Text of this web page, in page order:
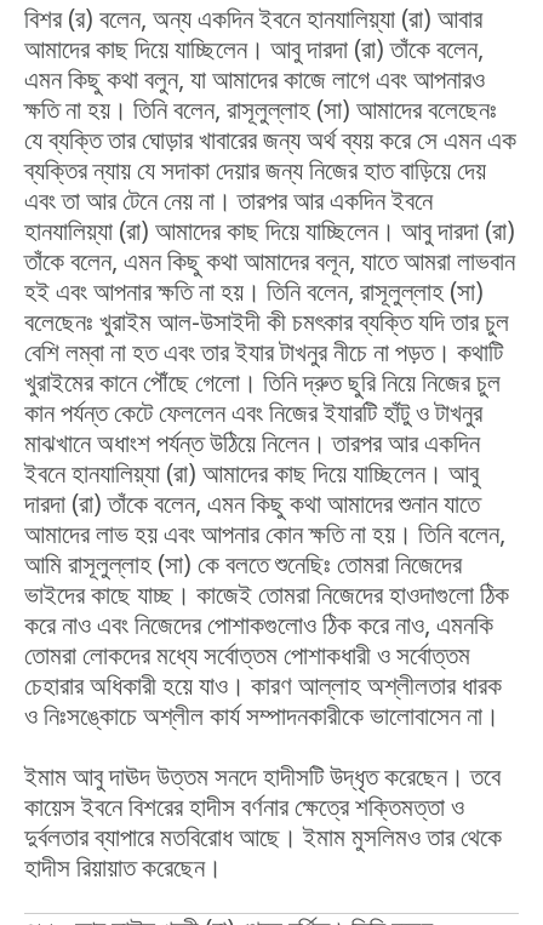
বিশর (র) বলেন, অন্য একদিন ইবনে হানযালিয়্যা (রা) আবার
আমাদের কাছ দিয়ে যাচ্ছিলেন। আবু দারদা (রা) তাঁকে বলেন,
এমন কিছু কথা বলুন, যা আমাদের কাজে লাগে এবং আপনারও
ক্ষতি না হয়। তিনি বলেন, রাসূলুল্লাহ (সা) আমাদের বলেছেনঃ
যে ব্যক্তি তার ঘোড়ার খাবারের জন্য অর্থ ব্যয় করে সে এমন এক
ব্যক্তির ন্যায় যে সদাকা দেয়ার জন্য নিজের হাত বাড়িয়ে দেয়
এবং তা আর টেনে নেয় না। তারপর আর একদিন ইবনে
হানযালিয়্যা (রা) আমাদের কাছ দিয়ে যাচ্ছিলেন। আবু দারদা (রা)
তাঁকে বলেন, এমন কিছু কথা আমাদের বলূন, যাতে আমরা লাভবান
হই এবং আপনার ক্ষতি না হয়। তিনি বলেন, রাসূলুল্লাহ (সা)
বলেছেনঃ খুরাইম আল-উসাইদী কী চমৎকার ব্যক্তি যদি তার চুল
বেশি লম্বা না হত এবং তার ইযার টাখনুর নীচে না পড়ত। কথাটি
খুরাইমের কানে পৌঁছে গেলো। তিনি দ্রুত ছুরি নিয়ে নিজের চুল
কান পর্যন্ত কেটে ফেললেন এবং নিজের ইযারটি হাঁটু ও টাখনুর
মাঝখানে অধাংশ পর্যন্ত উঠিয়ে নিলেন। তারপর আর একদিন
ইবনে হানযালিয়্যা (রা) আমাদের কাছ দিয়ে যাচ্ছিলেন। আবু
দারদা (রা) তাঁকে বলেন, এমন কিছু কথা আমাদের শুনান যাতে
আমাদের লাভ হয় এবং আপনার কোন ক্ষতি না হয়। তিনি বলেন,
আমি রাসূলুল্লাহ (সা) কে বলতে শুনেছিঃ তোমরা নিজেদের
ভাইদের কাছে যাচ্ছ। কাজেই তোমরা নিজেদের হাওদাগুলো ঠিক
করে নাও এবং নিজেদের পোশাকগুলোও ঠিক করে নাও, এমনকি
তোমরা লোকদের মধ্যে সর্বোত্তম পোশাকধারী ও সর্বোত্তম
চেহারার অধিকারী হয়ে যাও। কারণ আল্লাহ অশ্লীলতার ধারক
ও নিঃসঙ্কোচে অশ্লীল কার্য সম্পাদনকারীকে ভালোবাসেন না।
ইমাম আবু দাঊদ উত্তম সনদে হাদীসটি উদ্ধৃত করেছেন। তবে
কায়েস ইবনে বিশরের হাদীস বর্ণনার ক্ষেত্রে শক্তিমত্তা ও
দুর্বলতার ব্যাপারে মতবিরোধ আছে। ইমাম মুসলিমও তার থেকে
হাদীস রিয়ায়াত করেছেন।